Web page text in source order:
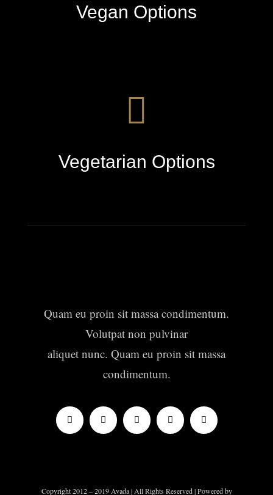
Vegan Options
Vegetarian Options
Quam eu proin sit massa condimentum.
Volutpat non pulvinar
aliquet nunc. Quam eu proin sit massa
condimentum.
Copyright 2012 – 2019 Avada | All Rights Reserved | Powered by